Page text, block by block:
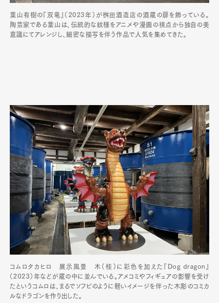
葉山有樹の『双竜』（2023年）が桝田酒造店の酒蔵の扉を飾っている。
陶芸家である葉山は、伝統的な紋様をアニメや漫画の視点から独自の美
意識にてアレンジし、細密な描写を伴う作品で人気を集めてきた。
コムロタカヒロ 展示風景 木（桂）に彩色を加えた『Dog dragon』
（2023）年などが蔵の中に並んでいる。アメコミやフィギュアの影響を受け
たというコムロは、まるでソフビのように軽いイメージを伴った木彫のコミカ
ルなドラゴンを作り出した。